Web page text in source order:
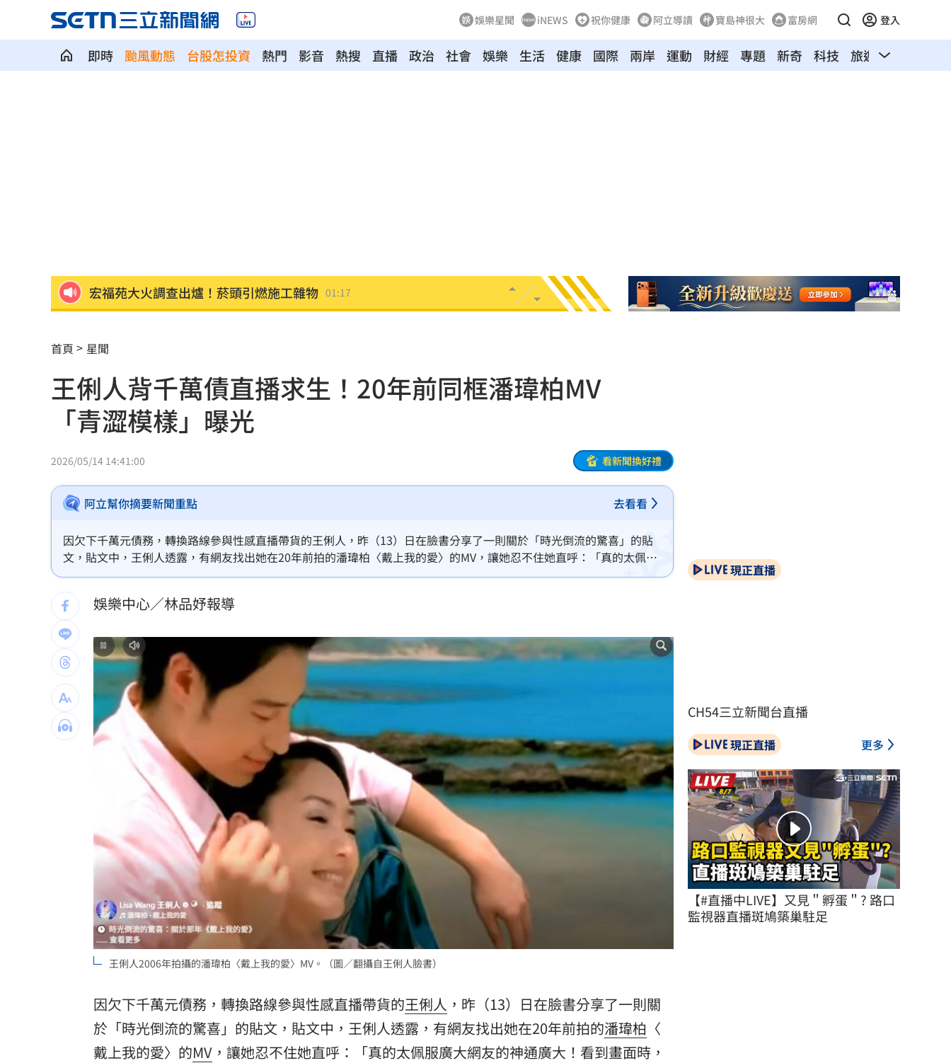
娛樂星聞 iNEWS 祝你健康 阿立導讀 寶島神很大 富房網 登入
即時 颱風動態 台股怎投資 熱門 影音 熱搜 直播 政治 社會 娛樂 生活 健康 國際 兩岸 運動 財經 專題 新奇 科技 旅遊 汽車
定投10年翻逾5倍 這檔吸引存股族卡位！ 01:03
慈濟遭詐10.6億元！全款拿回解方曝
稱龍蝦咬完就吐 爆李世宗要信徒喝精油 00:43
樂天女孩淚揭往事 愛意表達障礙遭重擊
一張百萬太貴！他公開高價股買法：賺30萬
獨／海外遊學增強外語 台人夯英、美、加 00:31
伊波拉失控！專家憂病毒恐已突變 00:23
白海豚颱風擺盪逼近！雨到「這時」才趨緩 00:19
最遺憾童年記憶空白 禹菡：當年真不懂事 00:12
每股配12.8元的它 Ｑ2營收曝光 00:00
連續2場安打！ 林安可掃二壘打貢獻1打點 23:59
歐洲避暑天堂失守！地中海熱到像溫泉
台灣彩券開獎直播中 20:31
LIVE三立+24小時直播 15:27
三立iNEWS新聞台線上直播 18:00
商場戰國來臨 台中「頂奢大道」逐漸成形 12:00
台彩父親節推新刮刮樂千萬頭獎超「爸」氣 12:00
8國球員齊聚高雄 Formosa 7s掀足球熱潮 10:00
理想混蛋號召粉絲跨海追星吃美食！ 18:15
首頁 星聞
王俐人背千萬債直播求生！20年前同框潘瑋柏MV
「青澀模樣」曝光
2026/05/14 14:41:00 看新聞換好禮
阿立幫你摘要新聞重點 去看看
因欠下千萬元債務，轉換路線參與性感直播帶貨的王俐人，昨（13）日在臉書分享了一則關於「時光倒流的驚喜」的貼
文，貼文中，王俐人透露，有網友找出她在20年前拍的潘瑋柏〈戴上我的愛〉的MV，讓她忍不住她直呼：「真的太佩服
廣大網友的神通廣大！看到畫面時，腦袋裡真的瞬間叮的一聲，所有的工作回憶都湧上來了。」林品妤
娛樂中心／林品妤報導
王俐人2006年拍攝的潘瑋柏〈戴上我的愛〉MV。（圖／翻攝自王俐人臉書）
因欠下千萬元債務，轉換路線參與性感直播帶貨的王俐人 ，昨（13）日在臉書分享了一則關
於「時光倒流的驚喜」的貼文，貼文中，王俐人透露，有網友找出她在20年前拍的潘瑋柏 〈
戴上我的愛〉的MV ，讓她忍不住她直呼：「真的太佩服廣大網友的神通廣大！看到畫面時，
現正直播
CH54三立新聞台直播
現正直播 更多
【#直播中LIVE】又見＂孵蛋＂? 路口
監視器直播斑鳩築巢駐足